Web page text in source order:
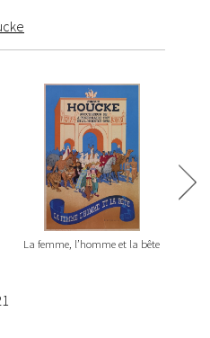
La femme, l’homme et la bête